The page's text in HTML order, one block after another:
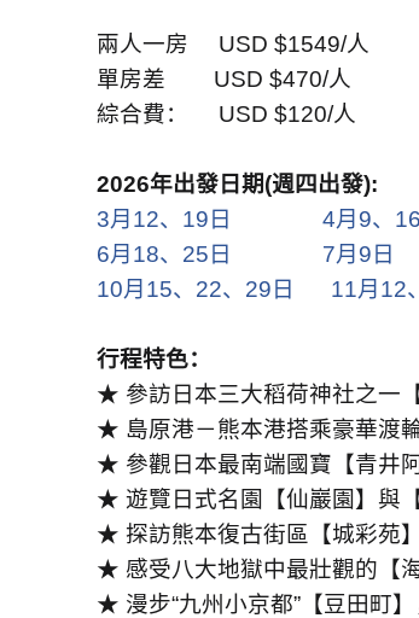
兩人一房
USD $1549/人
單房差
USD $470/人
綜合費：
USD $120/人
2026年出發日期(週四出發):
3月 12、 19 日 4月 9、 16
6月 18、 25 日 7月 9 日
10月 15、 22、 29 日 11月 12、
行程特色：
★ 參訪日本三大稻荷神社之一
★ 島原港－熊本港搭乘豪華渡
★ 參觀日本最南端國寶【青井阿
★ 遊覽日式名園【仙巖園】與
★ 探訪熊本復古街區【城彩苑
★ 感受八大地獄中最壯觀的【海
★ 漫步“九州小京都”【豆田町